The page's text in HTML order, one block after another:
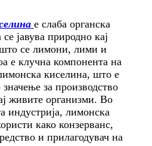
е слаба органска
јавува природно кај
се лимони, лими и
е клучна компонента на
киселина, што е
за производство
живите организми. Во
индустрија, лимонска
како конзерванс,
и прилагодувач на